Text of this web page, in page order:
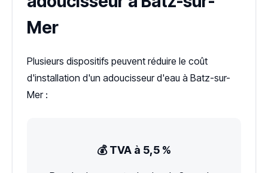
Mer
Plusieurs dispositifs peuvent réduire le coût
d'installation d'un adoucisseur d'eau à Batz-sur-
Mer :
💰 TVA à 5,5 %